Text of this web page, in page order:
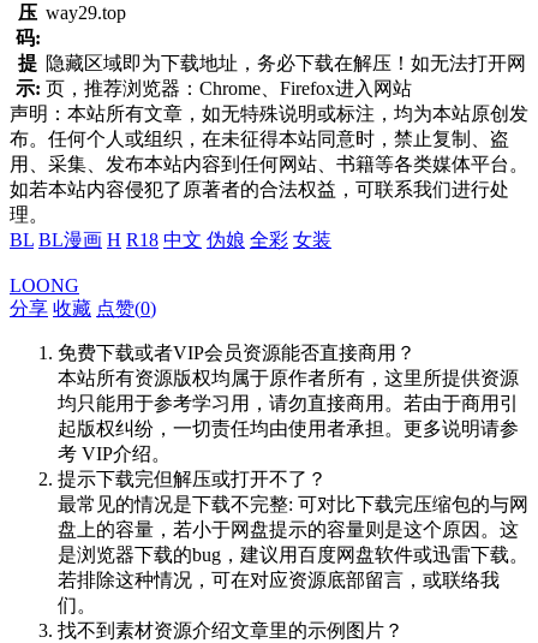
压
码:
way29.top
提
示:
隐藏区域即为下载地址，务必下载在解压！如无法打开网
页，推荐浏览器：Chrome、Firefox进入网站
声明：本站所有文章，如无特殊说明或标注，均为本站原创发
布。任何个人或组织，在未征得本站同意时，禁止复制、盗
用、采集、发布本站内容到任何网站、书籍等各类媒体平台。
如若本站内容侵犯了原著者的合法权益，可联系我们进行处
理。
BL BL漫画 H R18 中文 伪娘 全彩 女装
LOONG
分享 收藏 点赞(0)
免费下载或者VIP会员资源能否直接商用？
本站所有资源版权均属于原作者所有，这里所提供资源
均只能用于参考学习用，请勿直接商用。若由于商用引
起版权纠纷，一切责任均由使用者承担。更多说明请参
考 VIP介绍。
提示下载完但解压或打开不了？
最常见的情况是下载不完整: 可对比下载完压缩包的与网
盘上的容量，若小于网盘提示的容量则是这个原因。这
是浏览器下载的bug，建议用百度网盘软件或迅雷下载。
若排除这种情况，可在对应资源底部留言，或联络我
们。
找不到素材资源介绍文章里的示例图片？